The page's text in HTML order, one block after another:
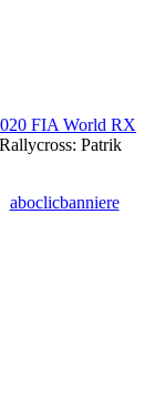
FIA World RX
Patrik